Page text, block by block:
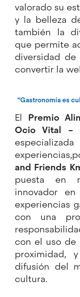
valorado su
y la belleza
también la
que permite
diversidad de
convertir la
“Gastronomía es
El Premio
Ocio Vital –
and Friends
puesta en
innovador
experiencias
con una
con el uso de
proximidad,
difusión del
cultura.